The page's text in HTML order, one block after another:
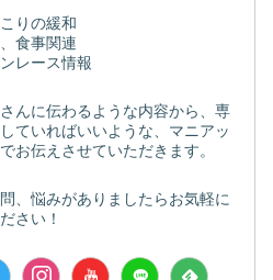
りの緩和
食事関連
レース情報
んに伝わるような内容から、専
ていればいいような、マニアッ
お伝えさせていただきます。
、悩みがありましたらお気軽に
さい！